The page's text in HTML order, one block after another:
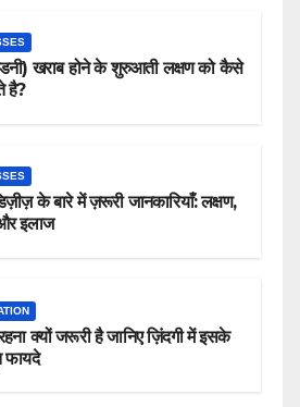
खराब होने के शुरुआती लक्षण को कैसे
है?
के बारे में ज़रूरी जानकारियाँ: लक्षण,
इलाज
क्यों जरूरी है जानिए ज़िंदगी में इसके
फायदे